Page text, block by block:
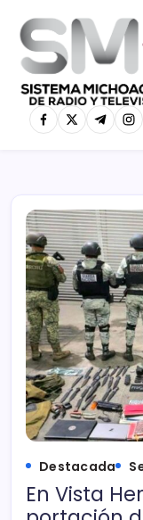
Destacada
En Vista